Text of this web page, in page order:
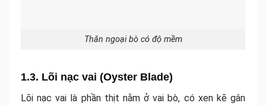
Thăn ngoại bò có độ mềm
1.3. Lõi nạc vai (Oyster Blade)
Lõi nạc vai là phần thịt nằm ở vai bò, có xen kẽ gân